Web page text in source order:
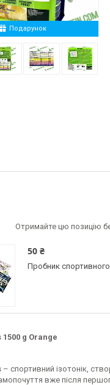
Подарунок
Отримайте цю позицію
50 ₴
Пробник
g Orange
– спортивний ізотонік,
вже після